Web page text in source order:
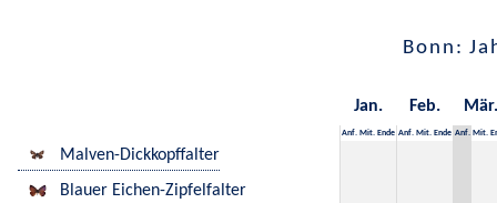
Bonn:
Jan. Feb. Mär.
Anf. Mit. Ende Anf. Mit. Ende Anf. Mit.
Malven-Dickkopffalter
Blauer Eichen-Zipfelfalter